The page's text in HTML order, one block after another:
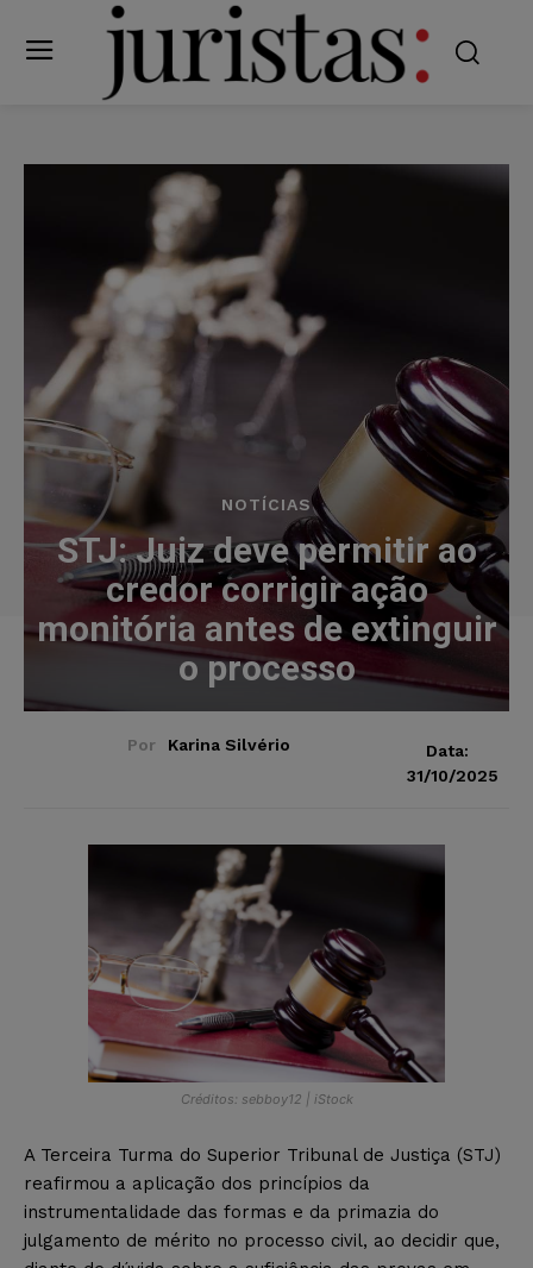
NOTÍCIAS
STJ: Juiz deve permitir ao
credor corrigir ação
monitória antes de extinguir
o processo
Por Karina Silvério
Data:
31/10/2025
Créditos: sebboy12 | iStock
A Terceira Turma do Superior Tribunal de Justiça (STJ)
reafirmou a aplicação dos princípios da
instrumentalidade das formas e da primazia do
julgamento de mérito no processo civil, ao decidir que,